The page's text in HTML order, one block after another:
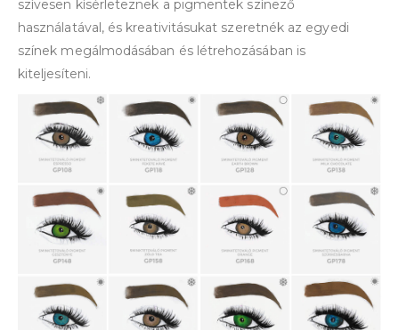
szívesen kísérleteznek a pigmentek színező
használatával, és kreativitásukat szeretnék az egyedi
színek megálmodásában és létrehozásában is
kiteljesíteni.